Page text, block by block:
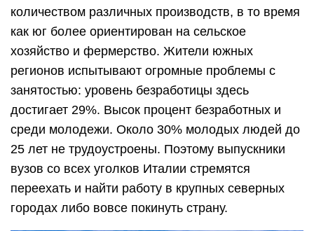
количеством различных производств, в то время
как юг более ориентирован на сельское
хозяйство и фермерство. Жители южных
регионов испытывают огромные проблемы с
занятостью: уровень безработицы здесь
достигает 29%. Высок процент безработных и
среди молодежи. Около 30% молодых людей до
25 лет не трудоустроены. Поэтому выпускники
вузов со всех уголков Италии стремятся
переехать и найти работу в крупных северных
городах либо вовсе покинуть страну.